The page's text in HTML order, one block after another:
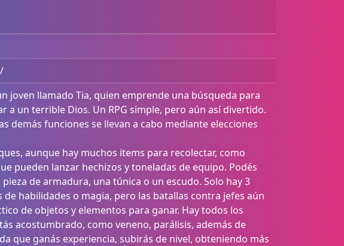
joven llamado Tia, quien emprende una búsqueda para
a un terrible Dios. Un RPG simple, pero aún así divertido.
demás funciones se llevan a cabo mediante elecciones
aunque hay muchos items para recolectar, como
pueden lanzar hechizos y toneladas de equipo. Podés
de armadura, una túnica o un escudo. Solo hay 3
habilidades o magia, pero las batallas contra jefes aún
de objetos y elementos para ganar. Hay todos los
acostumbrado, como veneno, parálisis, además de
que ganás experiencia, subirás de nivel, obteniendo más